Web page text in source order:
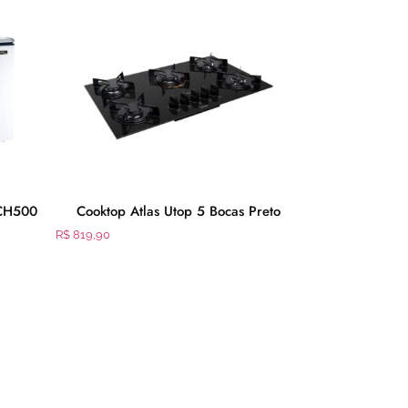
Cooktop Atlas Utop 5 Bocas Preto
R$ 819,90